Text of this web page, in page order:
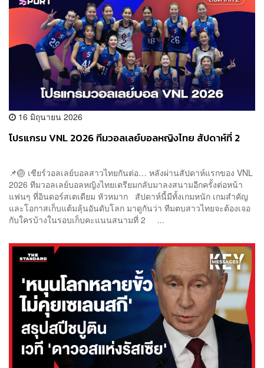
16 มิถุนายน 2026
โปรแกรม VNL 2026 ทีมวอลเลย์บอลหญิงไทย สัปดาห์ที่ 2
📌🏐 เชียร์วอลเลย์บอลสาวไทยกันต่อ… หลังผ่านสัปดาห์แรกของ VNL
2026 ทีมวอลเลย์บอลหญิงไทยเตรียมกลับมาลงสนามอีกครั้งต่อหน้า
แฟนๆ ที่อินดอร์สเตเดียม หัวหมาก สัปดาห์นี้มีทั้งเกมหนัก เกมสำคัญ
และโอกาสเก็บแต้มลุ้นอันดับโลก มาดูกันว่า ทีมตบสาวไทยจะต้องเจอ
กับใครบ้างในรอบเก็บคะแนนสนามที่ 2 ...